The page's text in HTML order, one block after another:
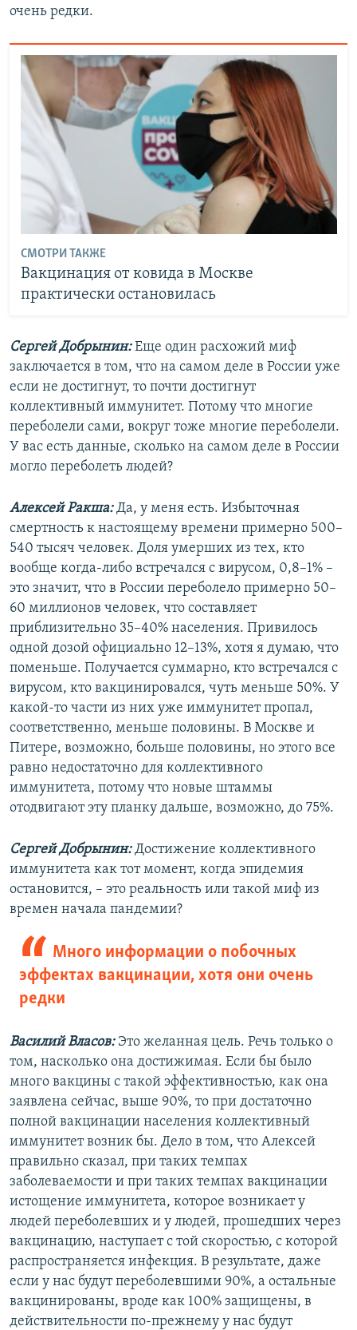
очень редки.
СМОТРИ ТАКЖЕ
Вакцинация от ковида в Москве
практически остановилась
Сергей Добрынин:Еще один расхожий миф
заключается в том, что на самом деле в России уже
если не достигнут, то почти достигнут
коллективный иммунитет. Потому что многие
переболели сами, вокруг тоже многие переболели.
У вас есть данные, сколько на самом деле в России
могло переболеть людей?
Алексей Ракша:Да, у меня есть. Избыточная
смертность к настоящему времени примерно 500–
540 тысяч человек. Доля умерших из тех, кто
вообще когда-либо встречался с вирусом, 0,8–1% –
это значит, что в России переболело примерно 50–
60 миллионов человек, что составляет
приблизительно 35–40% населения. Привилось
одной дозой официально 12–13%, хотя я думаю, что
поменьше. Получается суммарно, кто встречался с
вирусом, кто вакцинировался, чуть меньше 50%. У
какой-то части из них уже иммунитет пропал,
соответственно, меньше половины. В Москве и
Питере, возможно, больше половины, но этого все
равно недостаточно для коллективного
иммунитета, потому что новые штаммы
отодвигают эту планку дальше, возможно, до 75%.
Сергей Добрынин:Достижение коллективного
иммунитета как тот момент, когда эпидемия
остановится, – это реальность или такой миф из
времен начала пандемии?
Много информации о побочных
эффектах вакцинации, хотя они очень
редки
Василий Власов:Это желанная цель. Речь только о
том, насколько она достижимая. Если бы было
много вакцины с такой эффективностью, как она
заявлена сейчас, выше 90%, то при достаточно
полной вакцинации населения коллективный
иммунитет возник бы. Дело в том, что Алексей
правильно сказал, при таких темпах
заболеваемости и при таких темпах вакцинации
истощение иммунитета, которое возникает у
людей переболевших и у людей, прошедших через
вакцинацию, наступает с той скоростью, с которой
распространяется инфекция. В результате, даже
если у нас будут переболевшими 90%, а остальные
вакцинированы, вроде как 100% защищены, в
действительности по-прежнему у нас будут